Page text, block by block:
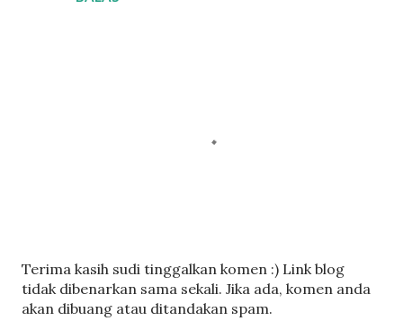
C
a
t
Terima kasih sudi tinggalkan komen :) Link blog
tidak dibenarkan sama sekali. Jika ada, komen anda
akan dibuang atau ditandakan spam.